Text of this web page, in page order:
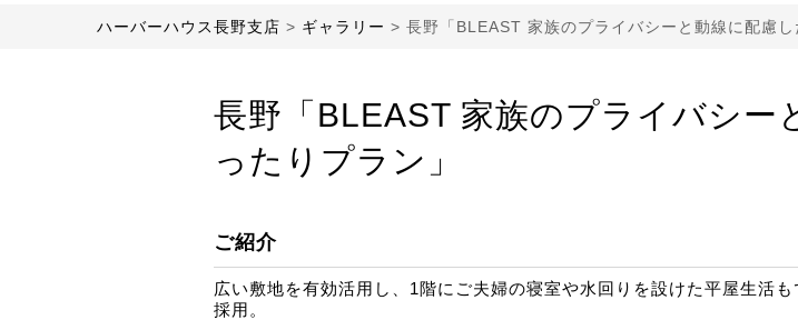
ハーバーハウス長野支店 > ギャラリー > 長野「BLEAST 家族のプライバシーと動線に配慮し
長野「BLEAST 家族のプライバシー
ったりプラン」
ご紹介
広い敷地を有効活用し、1階にご夫婦の寝室や水回りを設けた平屋生活
採用。